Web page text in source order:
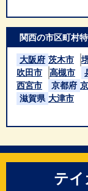
関西の市区町村
大阪府 茨木市
吹田市
高槻市
西宮市
京都府
滋賀県 大津市
テイ